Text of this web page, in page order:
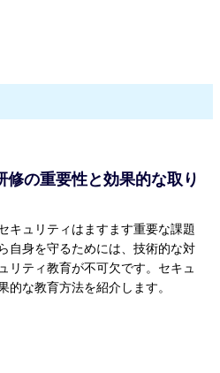
修の重要性と効果的な取り
キュリティはますます重要な課題
自身を守るためには、技術的な対
リティ教育が不可欠です。セキュ
的な教育方法を紹介します。